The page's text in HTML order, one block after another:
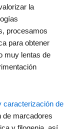
la
procesamos
para obtener
muy lentas de
caracterización de
de marcadores